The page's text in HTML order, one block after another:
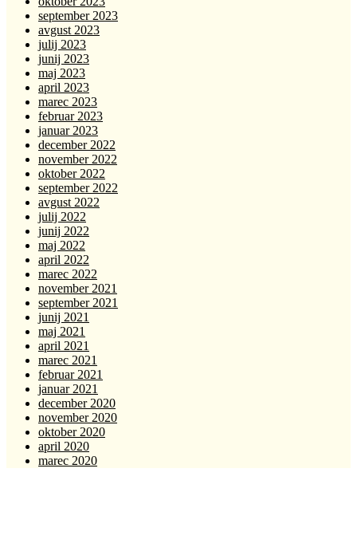
september 2023
avgust 2023
julij 2023
junij 2023
maj 2023
april 2023
marec 2023
februar 2023
januar 2023
december 2022
november 2022
oktober 2022
september 2022
avgust 2022
julij 2022
junij 2022
maj 2022
april 2022
marec 2022
november 2021
september 2021
junij 2021
maj 2021
april 2021
marec 2021
februar 2021
januar 2021
december 2020
november 2020
oktober 2020
april 2020
marec 2020